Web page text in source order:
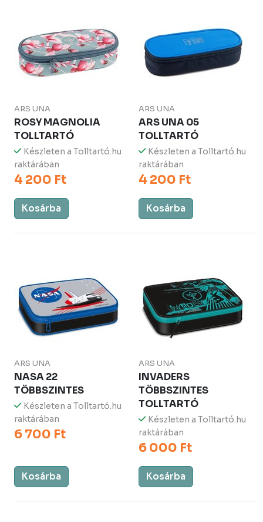
ARS UNA
ROSY MAGNOLIA
TOLLTARTÓ
Készleten a Tolltartó.hu
raktárában
4 200 Ft
Kosárba
ARS UNA
ARS UNA 05
TOLLTARTÓ
Készleten a Tolltartó.hu
raktárában
4 200 Ft
Kosárba
ARS UNA
NASA 22
TÖBBSZINTES
Készleten a Tolltartó.hu
raktárában
6 700 Ft
Kosárba
ARS UNA
INVADERS
TÖBBSZINTES
TOLLTARTÓ
Készleten a Tolltartó.hu
raktárában
6 000 Ft
Kosárba